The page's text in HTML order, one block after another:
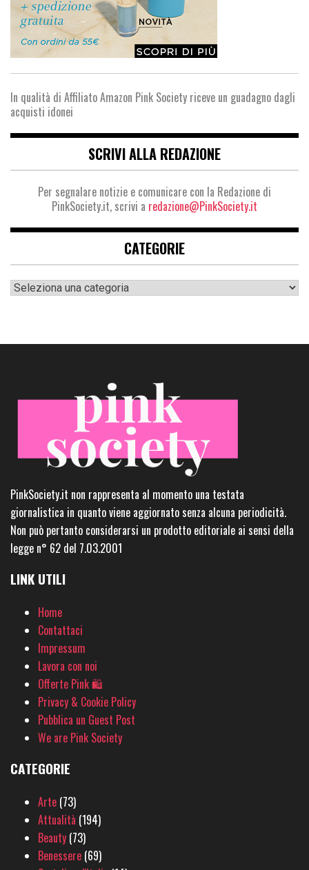
In qualità di Affiliato Amazon Pink Society riceve un guadagno dagli
acquisti idonei
SCRIVI ALLA REDAZIONE
Per segnalare notizie e comunicare con la Redazione di
PinkSociety.it, scrivi a redazione@PinkSociety.it
CATEGORIE
Categorie
PinkSociety.it non rappresenta al momento una testata
giornalistica in quanto viene aggiornato senza alcuna periodicità.
Non può pertanto considerarsi un prodotto editoriale ai sensi della
legge n° 62 del 7.03.2001
LINK UTILI
Home
Contattaci
Impressum
Lavora con noi
Offerte Pink 🛍
Privacy & Cookie Policy
Pubblica un Guest Post
We are Pink Society
CATEGORIE
Arte (73)
Attualità (194)
Beauty (73)
Benessere (69)